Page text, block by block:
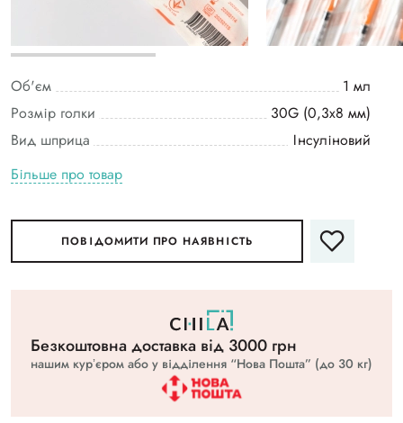
Об'єм
1 мл
Розмір голки
30G (0,3х8 мм)
Вид шприца
Інсуліновий
Більше про товар
ПОВІДОМИТИ ПРО НАЯВНІСТЬ
Безкоштовна доставка вiд 3000 грн
нашим курʼєром або у відділення “Нова Пошта” (до 30 кг)